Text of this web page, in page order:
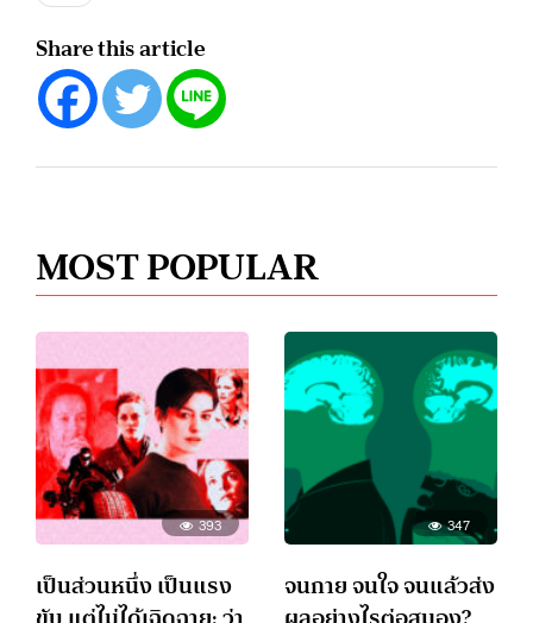
Share this article
MOST POPULAR
393
เป็นส่วนหนึ่ง เป็นแรง
347
จนกาย จนใจ จนแล้วส่ง